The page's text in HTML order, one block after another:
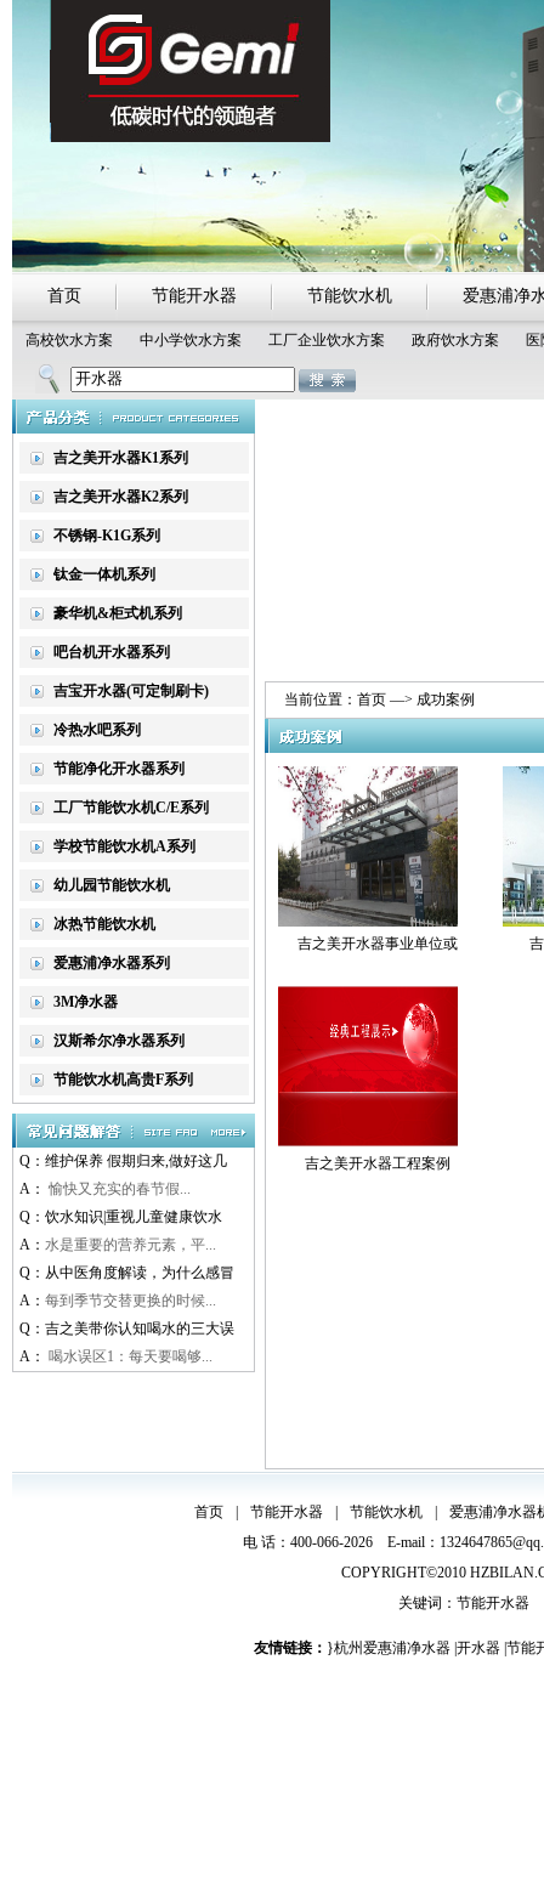
首页 节能开水器 节能饮水机 爱惠浦净
高校饮水方案 中小学饮水方案 工厂企业饮水方案 政府饮水方案
热点搜索： 吉之美开水器
吉之美开水器K1系列
吉之美开水器K2系列
不锈钢-K1G系列
钛金一体机系列
豪华机&柜式机系列
吧台机开水器系列
吉宝开水器(可定制刷卡)
冷热水吧系列
节能净化开水器系列
工厂节能饮水机C/E系列
学校节能饮水机A系列
幼儿园节能饮水机
冰热节能饮水机
爱惠浦净水器系列
3M净水器
汉斯希尔净水器系列
节能饮水机高贵F系列
Q： 维护保养 假期归来,做好这几
A： 愉快又充实的春节假...
Q： 饮水知识|重视儿童健康饮水
A： 水是重要的营养元素，平...
Q： 从中医角度解读，为什么感冒
A： 每到季节交替更换的时候...
Q： 吉之美带你认知喝水的三大误
A： 喝水误区1：每天要喝够...
当前位置： 首页 —> 成功案例
吉之美开水器事业单位或
吉之美开水器工程案例
首页 节能开水器 节能饮水机
爱惠浦净水器
电 话：400-066-2026 E-mail：
COPYRIGHT©2010
关键词： 节能开水器
友情链接： }杭州爱惠浦净水器 开水器 节能